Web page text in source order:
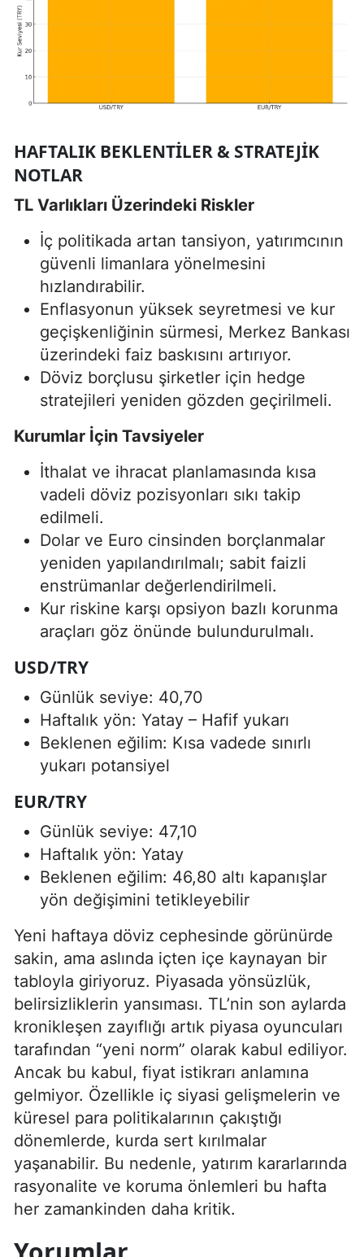
HAFTALIK BEKLENTILER & STRATEJIK
NOTLAR
TL Varlıkları Üzerindeki Riskler
İç politikada artan tansiyon, yatırımcının
güvenli limanlara yönelmesini
hızlandırabilir.
Enflasyonun yüksek seyretmesi ve kur
geçişkenliğinin sürmesi, Merkez Bankası
üzerindeki faiz baskısını artırıyor.
Döviz borçlusu şirketler için hedge
stratejileri yeniden gözden geçirilmeli.
Kurumlar İçin Tavsiyeler
İthalat ve ihracat planlamasında kısa
vadeli döviz pozisyonları sıkı takip
edilmeli.
Dolar ve Euro cinsinden borçlanmalar
yeniden yapılandırılmalı; sabit faizli
enstrümanlar değerlendirilmeli.
Kur riskine karşı opsiyon bazlı korunma
araçları göz önünde bulundurulmalı.
USD/TRY
Günlük seviye: 40,70
Haftalık yön: Yatay – Hafif yukarı
Beklenen eğilim: Kısa vadede sınırlı
yukarı potansiyel
EUR/TRY
Günlük seviye: 47,10
Haftalık yön: Yatay
Beklenen eğilim: 46,80 altı kapanışlar
yön değişimini tetikleyebilir
Yeni haftaya döviz cephesinde görünürde
sakin, ama aslında içten içe kaynayan bir
tabloyla giriyoruz. Piyasada yönsüzlük,
belirsizliklerin yansıması. TL’nin son aylarda
kronikleşen zayıflığı artık piyasa oyuncuları
tarafından “yeni norm” olarak kabul ediliyor.
Ancak bu kabul, fiyat istikrarı anlamına
gelmiyor. Özellikle iç siyasi gelişmelerin ve
küresel para politikalarının çakıştığı
dönemlerde, kurda sert kırılmalar
yaşanabilir. Bu nedenle, yatırım kararlarında
rasyonalite ve koruma önlemleri bu hafta
her zamankinden daha kritik.